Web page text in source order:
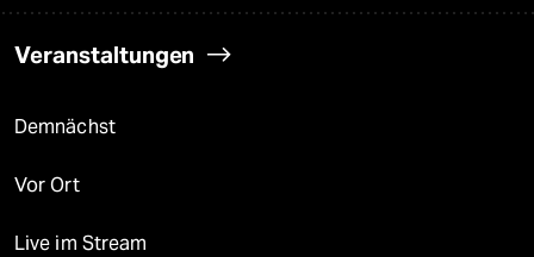
Veranstaltungen
Demnächst
Vor Ort
Live im Stream